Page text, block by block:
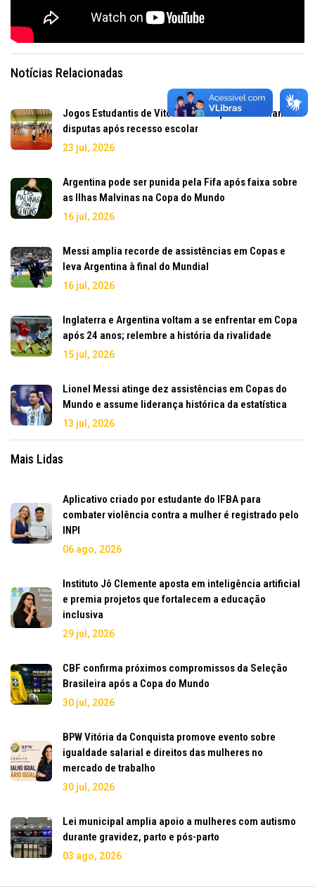
Notícias Relacionadas
Jogos Estudantis de Vitória da Conquista retomam
disputas após recesso escolar
23 jul, 2026
Argentina pode ser punida pela Fifa após faixa sobre
as Ilhas Malvinas na Copa do Mundo
16 jul, 2026
Messi amplia recorde de assistências em Copas e
leva Argentina à final do Mundial
16 jul, 2026
Inglaterra e Argentina voltam a se enfrentar em Copa
após 24 anos; relembre a história da rivalidade
15 jul, 2026
Lionel Messi atinge dez assistências em Copas do
Mundo e assume liderança histórica da estatística
13 jul, 2026
Mais Lidas
Aplicativo criado por estudante do IFBA para
combater violência contra a mulher é registrado pelo
INPI
06 ago, 2026
Instituto Jô Clemente aposta em inteligência artificial
e premia projetos que fortalecem a educação
inclusiva
29 jul, 2026
CBF confirma próximos compromissos da Seleção
Brasileira após a Copa do Mundo
30 jul, 2026
BPW Vitória da Conquista promove evento sobre
igualdade salarial e direitos das mulheres no
mercado de trabalho
30 jul, 2026
Lei municipal amplia apoio a mulheres com autismo
durante gravidez, parto e pós-parto
03 ago, 2026